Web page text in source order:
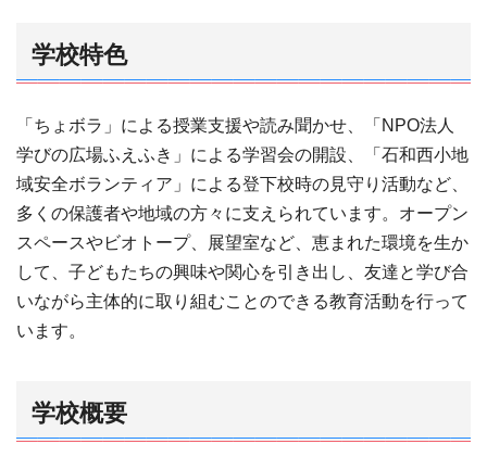
学校特色
「ちょボラ」による授業支援や読み聞かせ、「NPO法人
学びの広場ふえふき」による学習会の開設、「石和西小地
域安全ボランティア」による登下校時の見守り活動など、
多くの保護者や地域の方々に支えられています。オープン
スペースやビオトープ、展望室など、恵まれた環境を生か
して、子どもたちの興味や関心を引き出し、友達と学び合
いながら主体的に取り組むことのできる教育活動を行って
います。
学校概要